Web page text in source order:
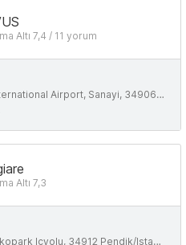
Altı 7,4 / 11 yorum
Sanayi, 34906, Expresspark Otopark Kurtkoy, Istanbul
Altı 7,3
Icyolu, 34912 Pendik/Istanbul, Turkiye